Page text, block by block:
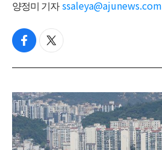
양정미 기자 ssaleya@ajunews.com
f
c
b
o
o
t
i
t
e
r